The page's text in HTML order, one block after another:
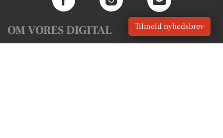
OM VORES DIGITAL Tilmeld nyhedsbrev